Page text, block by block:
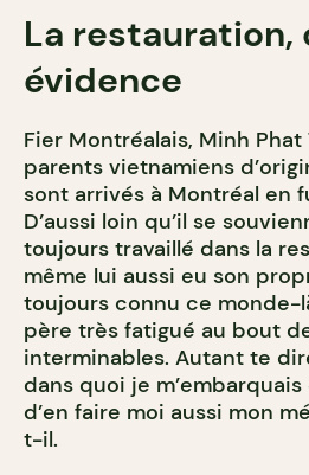
La restauration,
évidence
Fier Montréalais, Minh
parents vietnamiens
sont arrivés à Montréal en
D’aussi loin qu’il se
toujours travaillé dans la
même lui aussi eu son
toujours connu ce monde-
père très fatigué au bout
interminables. Autant te
dans quoi je
d’en faire moi aussi mon
t-il.